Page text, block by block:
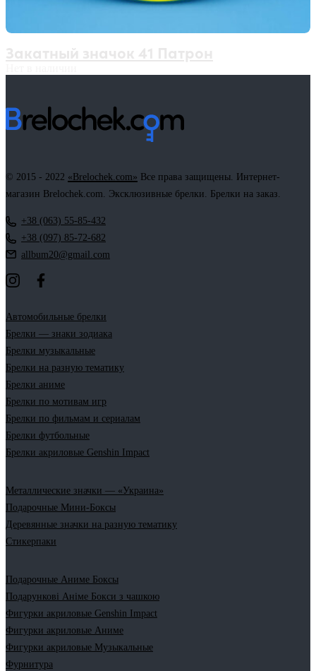
© 2015 - 2022 «Brelochek.com» Все права защищены. Интернет-
магазин Brelochek.com. Эксклюзивные брелки. Брелки на заказ.
+38 (063) 55-85-432
+38 (097) 85-72-682
allbum20@gmail.com
Автомобильные брелки
Брелки — знаки зодиака
Брелки музыкальные
Брелки на разную тематику
Брелки аниме
Брелки по мотивам игр
Брелки по фильмам и сериалам
Брелки футбольные
Брелки акриловые Genshin Impact
Металлические значки — «Украина»
Подарочные Мини-Боксы
Деревянные значки на разную тематику
Стикерпаки
Подарочные Аниме Боксы
Подарункові Аніме Бокси з чашкою
Фигурки акриловые Genshin Impact
Фигурки акриловые Аниме
Фигурки акриловые Музыкальные
Фурнитура